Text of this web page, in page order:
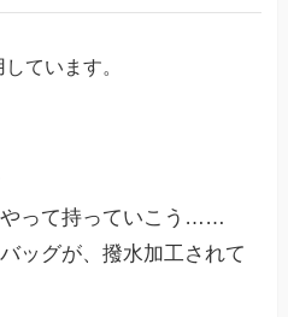
ています。
って持っていこう……
ッグが、撥水加工されて